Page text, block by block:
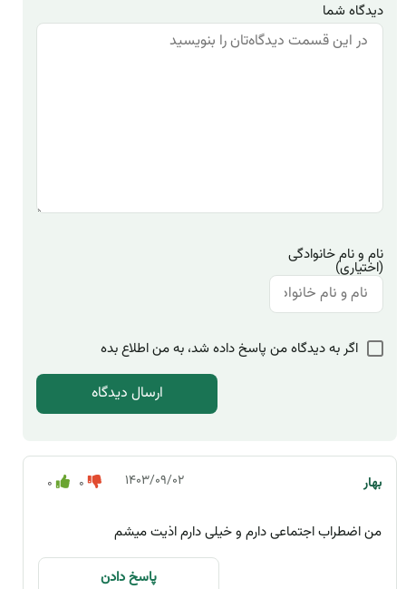
۱۴۰۳/۰۹/۰۲ بهار 0 0
من اضطراب اجتماعی دارم و خیلی دارم اذیت میشم
پاسخ دادن
دیدگاه شما
نام و نام خانوادگی
(اختیاری)
اگر به دیدگاه من پاسخ داده شد، به من اطلاع بده